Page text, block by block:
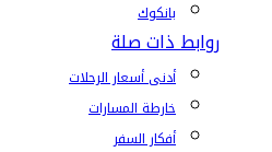
بانكوك
روابط ذات صلة
أدنى أسعار الرحلات
خارطة المسارات
أفكار السفر